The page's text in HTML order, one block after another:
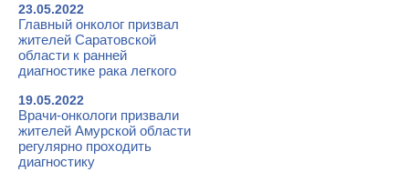
23.05.2022
Главный онколог призвал
жителей Саратовской
области к ранней
диагностике рака легкого
19.05.2022
Врачи-онкологи призвали
жителей Амурской области
регулярно проходить
диагностику